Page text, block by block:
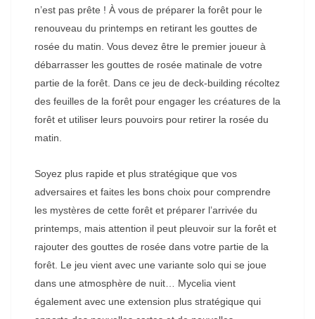
n’est pas prête ! À vous de préparer la forêt pour le
renouveau du printemps en retirant les gouttes de
rosée du matin. Vous devez être le premier joueur à
débarrasser les gouttes de rosée matinale de votre
partie de la forêt. Dans ce jeu de deck-building récoltez
des feuilles de la forêt pour engager les créatures de la
forêt et utiliser leurs pouvoirs pour retirer la rosée du
matin.
Soyez plus rapide et plus stratégique que vos
adversaires et faites les bons choix pour comprendre
les mystères de cette forêt et préparer l’arrivée du
printemps, mais attention il peut pleuvoir sur la forêt et
rajouter des gouttes de rosée dans votre partie de la
forêt. Le jeu vient avec une variante solo qui se joue
dans une atmosphère de nuit… Mycelia vient
également avec une extension plus stratégique qui